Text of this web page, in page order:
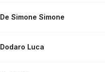
De Simone Simone
Dodaro Luca